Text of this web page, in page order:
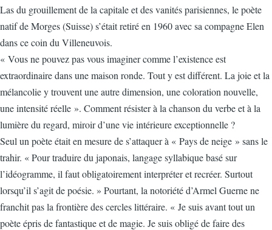
Las du grouillement de la capitale et des vanités parisiennes, le poète
natif de Morges (Suisse) s’était retiré en 1960 avec sa compagne Elen
dans ce coin du Villeneuvois.
« Vous ne pouvez pas vous imaginer comme l’existence est
extraordinaire dans une maison ronde. Tout y est différent. La joie et la
mélancolie y trouvent une autre dimension, une coloration nouvelle,
une intensité réelle ». Comment résister à la chanson du verbe et à la
lumière du regard, miroir d’une vie intérieure exceptionnelle ?
Seul un poète était en mesure de s’attaquer à « Pays de neige » sans le
trahir. « Pour traduire du japonais, langage syllabique basé sur
l’idéogramme, il faut obligatoirement interpréter et recréer. Surtout
lorsqu’il s’agit de poésie. » Pourtant, la notoriété d’Armel Guerne ne
franchit pas la frontière des cercles littéraire. « Je suis avant tout un
poète épris de fantastique et de magie. Je suis obligé de faire des